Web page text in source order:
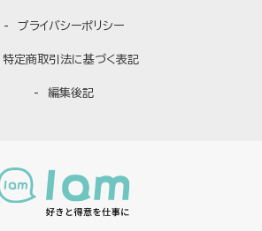
プライバシーポリシー
特定商取引法に基づく表記
編集後記